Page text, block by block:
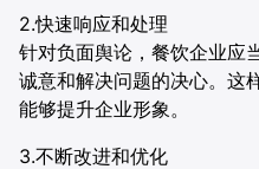
2.快速响应和处理
针对负面舆论，餐饮企业应
诚意和解决问题的决心。这
能够提升企业形象。
3.不断改进和优化